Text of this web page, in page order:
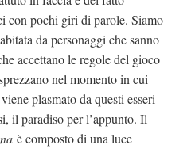
con pochi giri di parole. Siamo
da personaggi che sanno
accettano le regole del gioco
nel momento in cui
plasmato da questi esseri
il paradiso per l’appunto. Il
è composto di una luce